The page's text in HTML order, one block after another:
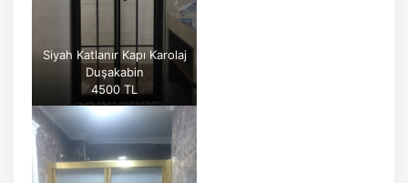
Siyah Katlanır Kapı Karolaj
Duşakabin
4500 TL